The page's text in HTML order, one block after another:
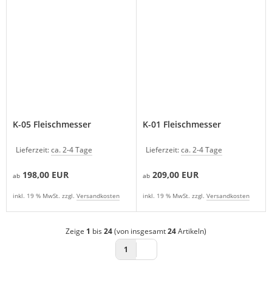
K-05 Fleischmesser
Lieferzeit:ca. 2-4 Tage
ab 198,00 EUR
inkl. 19 % MwSt. zzgl. Versandkosten
K-01 Fleischmesser
Lieferzeit:ca. 2-4 Tage
ab 209,00 EUR
inkl. 19 % MwSt. zzgl. Versandkosten
Zeige 1 bis 24(von insgesamt24Artikeln)
1